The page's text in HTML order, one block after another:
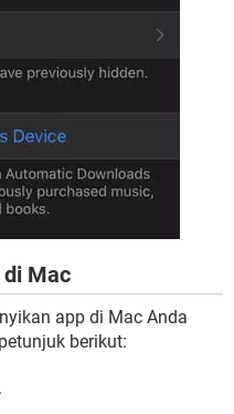
Mac
app di Mac Anda
berikut: